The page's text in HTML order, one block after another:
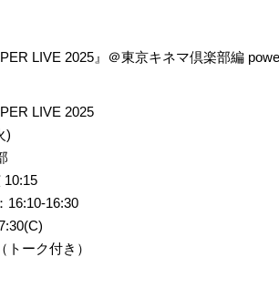
LIVE 2025』＠東京キネマ倶楽部編
LIVE 2025
)
10:15
16:10-16:30
ーク付き）